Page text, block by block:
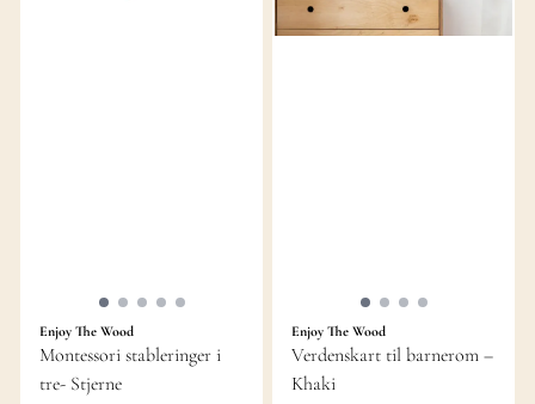
Enjoy The Wood
Montessori stableringer i
tre- Stjerne
Enjoy The Wood
Verdenskart til barnerom –
Khaki